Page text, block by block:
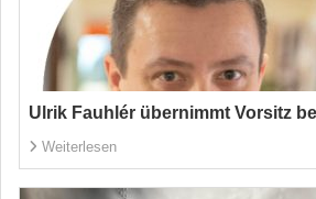
Ulrik Fauhlér übernimmt Vorsitz
Weiterlesen